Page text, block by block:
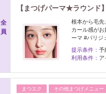
全
員
【まつげパーマ★ラウンド
根本から毛
カール感が
ーマ #パリジ
提示条件： 予
利用条件： ア
まつエク その他まつげメニュー